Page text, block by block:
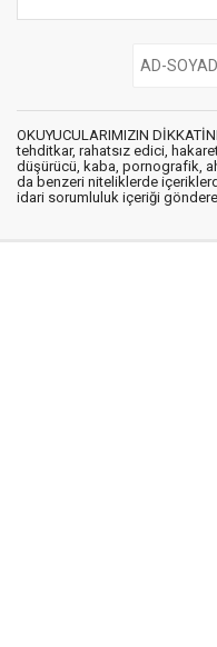
OKUYUCULARIMIZIN
tehditkar, rahatsız edici,
düşürücü, kaba, pornografik,
da benzeri niteliklerde
idari sorumluluk içeriği